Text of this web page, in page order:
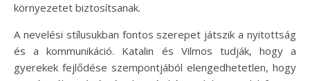
környezetet biztosítsanak.
A nevelési stílusukban fontos szerepet játszik a nyitottság
és a kommunikáció. Katalin és Vilmos tudják, hogy a
gyerekek fejlődése szempontjából elengedhetetlen, hogy